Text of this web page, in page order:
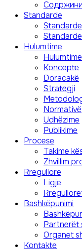
Standarde
Hulumtime
Koncepte
Doracakë
Strategji
Normativë
Udhëzime
Publikime
Procese
Takime
Zhvillim
Rregullore
Ligje
Bashkëpunimi
Partnerët
Organet
Kontakte